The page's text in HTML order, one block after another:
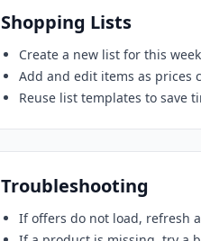
Shopping Lists
Create a new list for this
Add and edit items as prices
Reuse list templates to save
Troubleshooting
If offers do not load, refresh